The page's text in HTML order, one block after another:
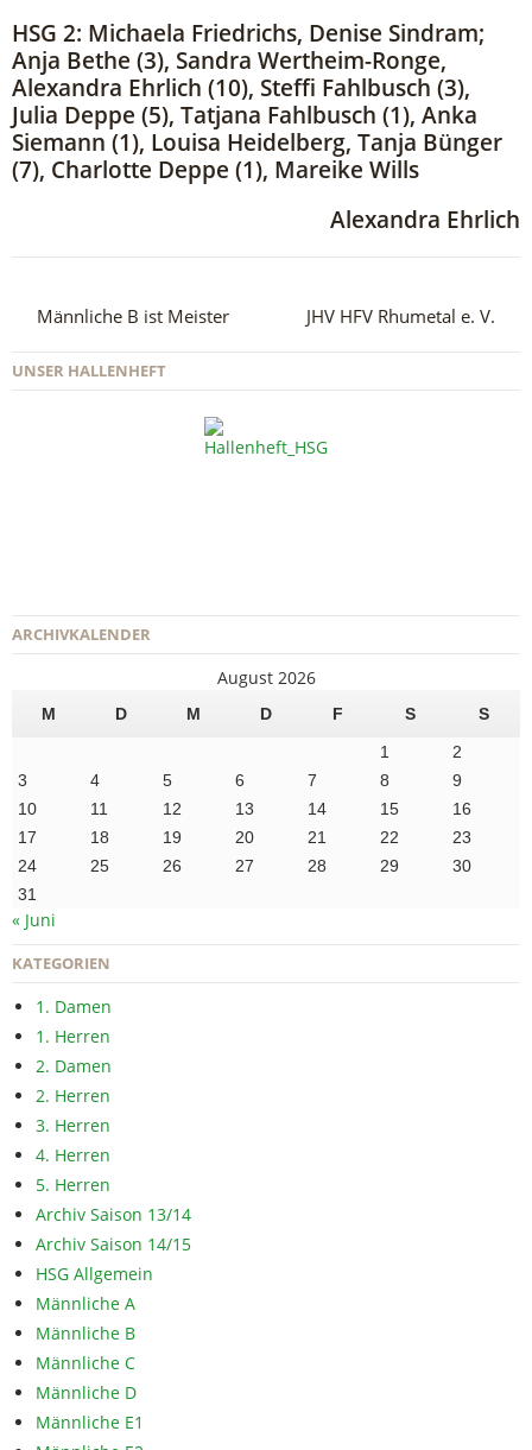
HSG 2: Michaela Friedrichs, Denise Sindram;
Anja Bethe (3), Sandra Wertheim-Ronge,
Alexandra Ehrlich (10), Steffi Fahlbusch (3),
Julia Deppe (5), Tatjana Fahlbusch (1), Anka
Siemann (1), Louisa Heidelberg, Tanja Bünger
(7), Charlotte Deppe (1), Mareike Wills
Alexandra Ehrlich
Männliche B ist Meister JHV HFV Rhumetal e. V.
UNSER HALLENHEFT
ARCHIVKALENDER
August 2026
M D M D F S
S
1
2
3
4 5 6 7 8
9
10
11 12 13 14 15
16
17
18 19 20 21 22
23
24
25 26 27 28 29
30
31
« Juni
KATEGORIEN
1. Damen
1. Herren
2. Damen
2. Herren
3. Herren
4. Herren
5. Herren
Archiv Saison 13/14
Archiv Saison 14/15
HSG Allgemein
Männliche A
Männliche B
Männliche C
Männliche D
Männliche E1